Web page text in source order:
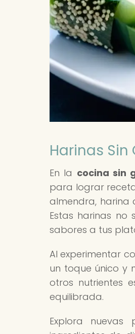
Harinas
En la cocina sin
para lograr
almendra, harina
Estas harinas no
sabores a tus
Al experimentar
un toque único y
otros nutrientes
equilibrada.
Explora